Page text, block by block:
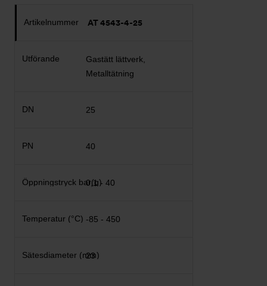
AT 4543-4-25
Gastätt lättverk,
Metalltätning
25
40
0,1 - 40
-85 - 450
23